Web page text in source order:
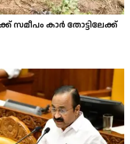
സമീപം കാർ തോട്ടിലേക്ക്